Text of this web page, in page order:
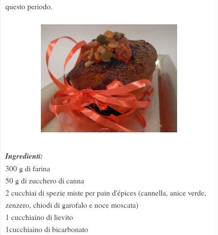
questo periodo.
Ingredienti:
300 g di farina
50 g di zucchero di canna
2 cucchiai di spezie miste per pain d'épices (cannella, anice verde,
zenzero, chiodi di garofalo e noce moscata)
1 cucchiaino di lievito
1cucchiaino di bicarbonato